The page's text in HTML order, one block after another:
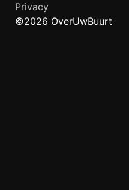
Privacy
©2026 OverUwBuurt